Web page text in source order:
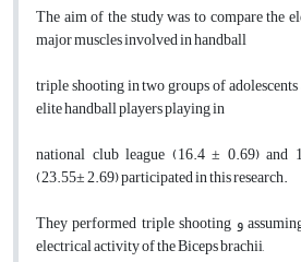
The aim of the study was to compare the
major muscles involved in handball
triple shooting in two groups of
elite handball players playing in
national club league (16.4 ± 0.69) and
(23.55± 2.69) participated in this research.
They performed triple shooting و assuming in a match situation and
electrical activity of the Biceps brachii,